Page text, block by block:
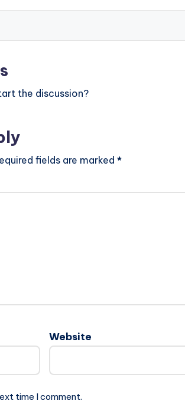
the discussion?
fields are marked *
Website
time I comment.